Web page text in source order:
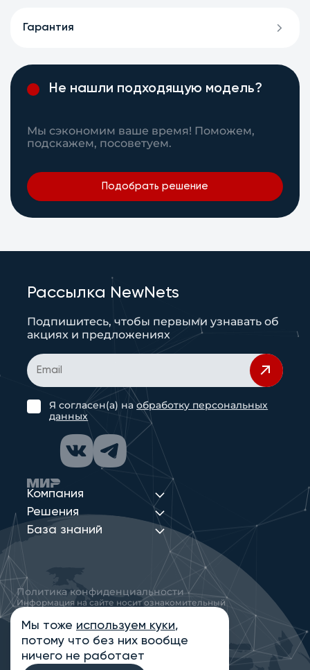
Гарантия
Не нашли подходящую модель?
Мы сэкономим ваше время! Поможем,
подскажем, посоветуем.
Подобрать решение
Компания
Решения
База знаний
Рассылка NewNets
Подпишитесь, чтобы первыми узнавать об
акциях и предложениях
Я согласен(а) наобработку персональных
данных
Политика конфиденциальности
Информация на сайте носит ознакомительный
характер и не является публичной офертой,
определяемой положениями статьи 437
Гражданского кодекса РФ
© 2013-2026 Новые Сети Интеграция
Мы тоже используем куки,
потому что без них вообще
ничего не работает